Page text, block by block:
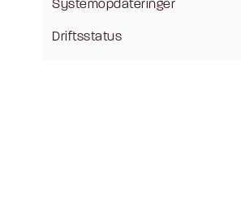
Systemopdateringer
Driftsstatus